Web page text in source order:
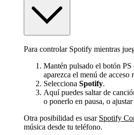
Para controlar Spotify mientras
Mantén pulsado el botón PS
aparezca el menú de acceso
Selecciona Spotify.
Aquí puedes saltar de
o ponerlo en pausa, o
Otra posibilidad es usar Spotify
música desde tu teléfono.